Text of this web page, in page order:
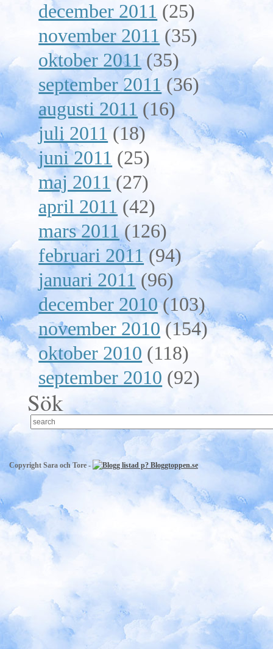
december 2011 (25)
november 2011 (35)
oktober 2011(35)
september 2011 (36)
augusti 2011 (16)
juli 2011(18)
juni 2011 (25)
maj 2011 (27)
april 2011 (42)
mars 2011(126)
februari 2011(94)
januari 2011(96)
december 2010(103)
november 2010 (154)
oktober 2010 (118)
september 2010 (92)
Sök
Copyright Sara och Tore -